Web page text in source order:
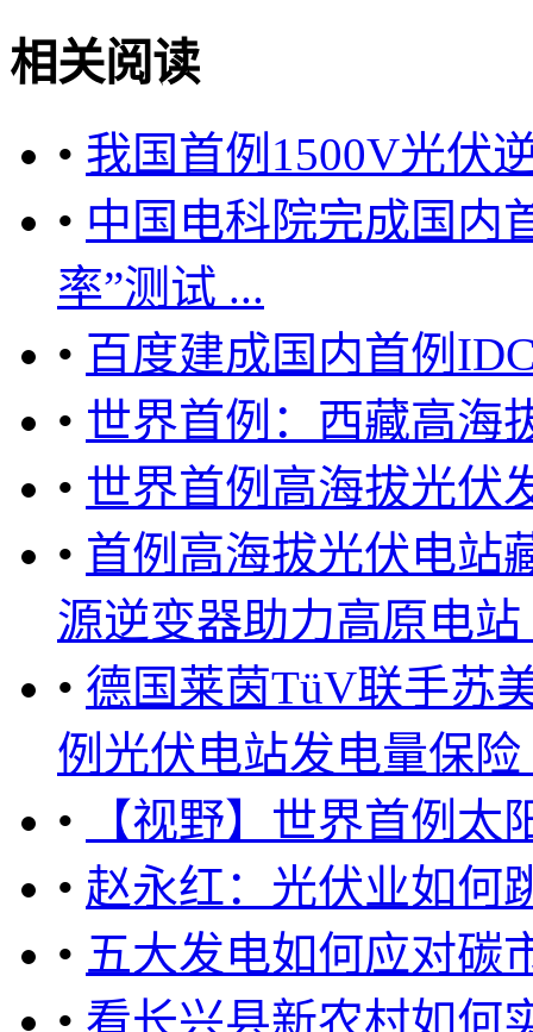
相关阅读
• 我国首例1500V光伏
• 中国电科院完成国内
率”测试 ...
• 百度建成国内首例
• 世界首例：西藏高海
• 世界首例高海拔光伏
• 首例高海拔光伏电站
源逆变器助力高原电站
• 德国莱茵TüV联手苏
例光伏电站发电量保险
•
【视野】世界首例
• 赵永红：光伏业如何
• 五大发电如何应对碳
• 看长兴县新农村如何